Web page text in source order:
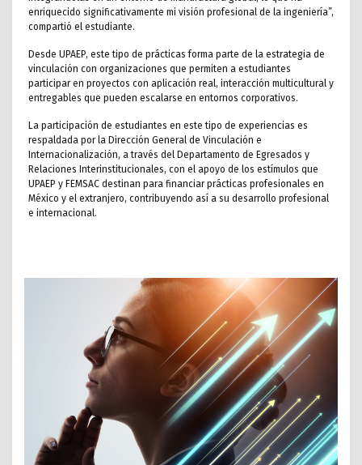
enriquecido significativamente mi visión profesional de la ingeniería”,
compartió el estudiante.
Desde UPAEP, este tipo de prácticas forma parte de la estrategia de
vinculación con organizaciones que permiten a estudiantes
participar en proyectos con aplicación real, interacción multicultural y
entregables que pueden escalarse en entornos corporativos.
La participación de estudiantes en este tipo de experiencias es
respaldada por la Dirección General de Vinculación e
Internacionalización, a través del Departamento de Egresados y
Relaciones Interinstitucionales, con el apoyo de los estímulos que
UPAEP y FEMSAC destinan para financiar prácticas profesionales en
México y el extranjero, contribuyendo así a su desarrollo profesional
e internacional.